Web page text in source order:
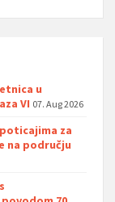
u
VI 07. Aug 2026
za
na području